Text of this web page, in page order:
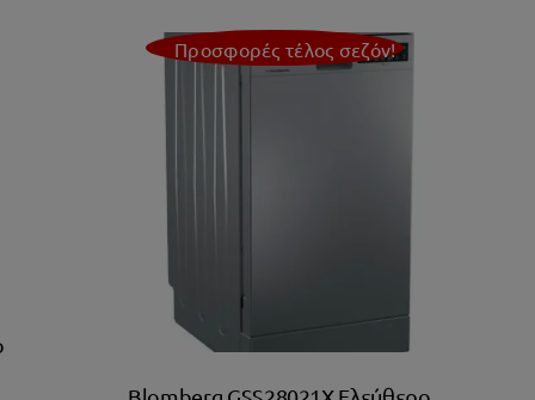
Προσφορές τέλος σεζόν!